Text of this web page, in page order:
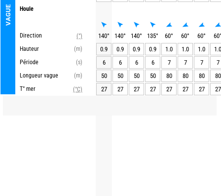
VAGUE
Houle
Direction
(°)
Hauteur
(m)
Période
(s)
Longueur vague
(m)
T° mer
(°C)
140° 140° 140° 135° 60° 60° 60° 60
0.9
0.9 0.9 0.9 1.0 1.0 1.0
1.0
6
6 6 6 7 7 7
7
50
50 50 50 80 80 80
80
27
27 27 27 27 27 27 27